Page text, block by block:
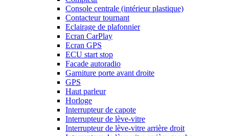
Console centrale (intérieur plastique)
Contacteur tournant
Eclairage de plafonnier
Ecran CarPlay
Ecran GPS
ECU start stop
Facade autoradio
Garniture porte avant droite
GPS
Haut parleur
Horloge
Interrupteur de capote
Interrupteur de lève-vitre
Interrupteur de lève-vitre arrière droit